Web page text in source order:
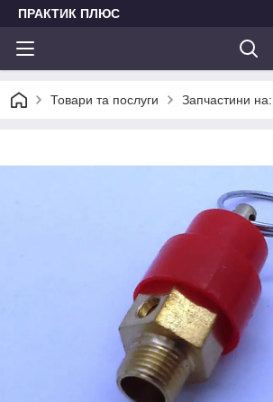
ПРАКТИК ПЛЮС
Товари та послуги Запчастини